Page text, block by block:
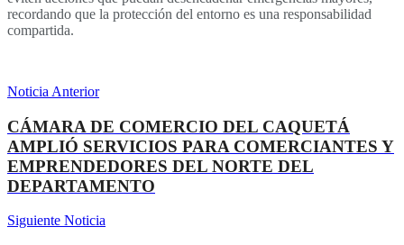
recordando que la protección del entorno es una responsabilidad
compartida.
Noticia Anterior
CÁMARA DE COMERCIO DEL CAQUETÁ
AMPLIÓ SERVICIOS PARA COMERCIANTES Y
EMPRENDEDORES DEL NORTE DEL
DEPARTAMENTO
Siguiente Noticia